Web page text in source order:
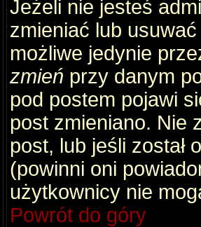
Jeżeli nie jesteś
zmieniać lub
możliwe jedynie
zmień przy danym
pod postem pojawi
post zmieniano. Nie
post, lub jeśli został
(powinni oni
użytkownicy nie
Powrót do góry